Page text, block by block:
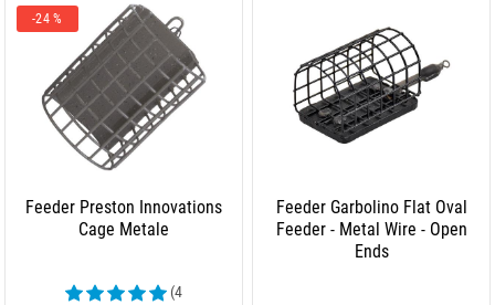
-24 %
Feeder Preston Innovations
Cage Metale
(4
Feeder Garbolino Flat Oval
Feeder - Metal Wire - Open
Ends